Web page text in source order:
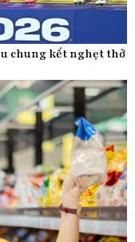
chung kết nghẹt thở